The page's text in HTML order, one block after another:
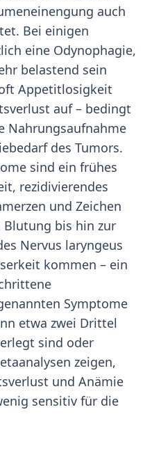
auch
Bei einigen
eine Odynophagie,
belastend sein
Appetitlosigkeit
auf – bedingt
Nahrungsaufnahme
des Tumors.
sind ein frühes
rezidivierendes
und Zeichen
bis hin zur
Nervus laryngeus
kommen – ein
Symptome
etwa zwei Drittel
sind oder
zeigen,
und Anämie
sensitiv für die